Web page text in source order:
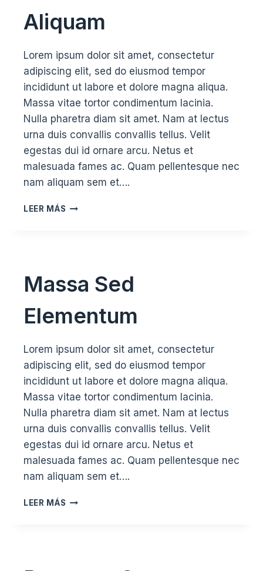
Aliquam
Lorem ipsum dolor sit amet, consectetur
adipiscing elit, sed do eiusmod tempor
incididunt ut labore et dolore magna aliqua.
Massa vitae tortor condimentum lacinia.
Nulla pharetra diam sit amet. Nam at lectus
urna duis convallis convallis tellus. Velit
egestas dui id ornare arcu. Netus et
malesuada fames ac. Quam pellentesque nec
nam aliquam sem et….
LEER MÁS CURSUS
Massa Sed
Elementum
Lorem ipsum dolor sit amet, consectetur
adipiscing elit, sed do eiusmod tempor
incididunt ut labore et dolore magna aliqua.
Massa vitae tortor condimentum lacinia.
Nulla pharetra diam sit amet. Nam at lectus
urna duis convallis convallis tellus. Velit
egestas dui id ornare arcu. Netus et
malesuada fames ac. Quam pellentesque nec
nam aliquam sem et….
LEER MÁS MASSA